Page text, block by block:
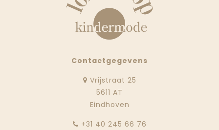
Contactgegevens
Vrijstraat 25
5611 AT
Eindhoven
‭+31 40 245 66 76